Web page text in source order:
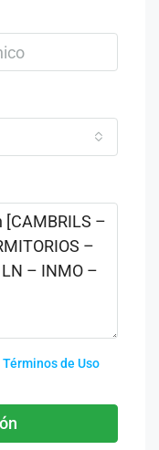
Términos de Uso